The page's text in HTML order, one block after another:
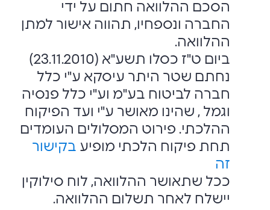
הסכם ההלוואה חתום על ידי
החברה ונספחיו, תהווה אישור למתן
ההלוואה.
ביום ט"ז כסלו תשע"א (23.11.2010)
נחתם שטר היתר עיסקא ע"י כלל
חברה לביטוח בע"מ וע"י כלל פנסיה
וגמל , שהינו מאושר ע"י ועד הפיקוח
ההלכתי. פירוט המסלולים העומדים
תחת פיקוח הלכתי מופיע בקישור
זה
ככל שתאושר ההלוואה, לוח סילוקין
יישלח לאחר תשלום ההלוואה.